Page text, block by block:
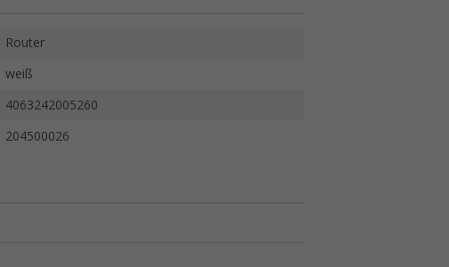
Router
weiß
4063242005260
204500026